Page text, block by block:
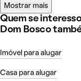
Mostrar mais
Quem se
Dom Bosco
Imóvel para alugar
Casa para alugar